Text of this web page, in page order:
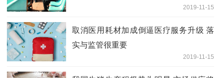
2019-11-15
取消医用耗材加成倒逼医疗服务升级 落
实与监管很重要
2019-11-15